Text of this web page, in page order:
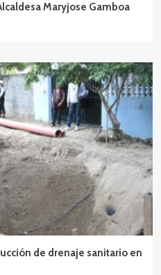
Maryjose Gamboa
de drenaje sanitario en